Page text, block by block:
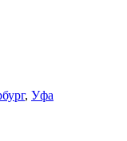
, Уфа